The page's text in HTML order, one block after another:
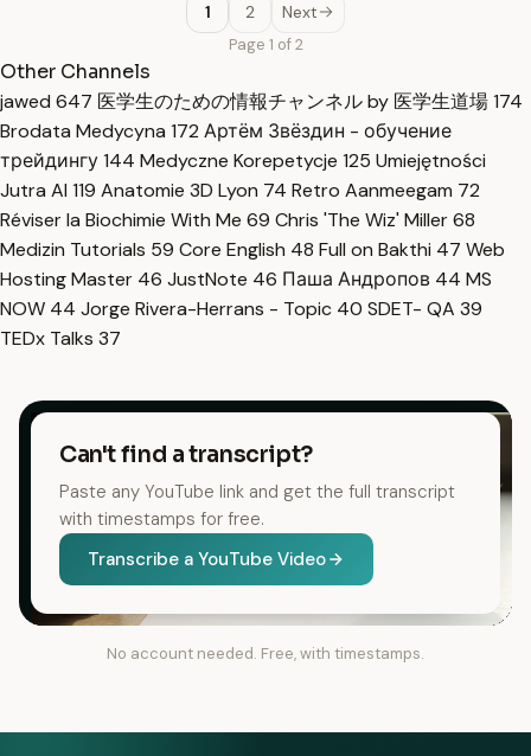
1 2 Next
Page 1 of 2
Other Channels
jawed 647 医学生のための情報チャンネル by 医学生道場174
Brodata Medycyna 172 Артём Звёздин - обучение
трейдингу144 Medyczne Korepetycje 125 Umiejętności
Jutra AI 119 Anatomie 3D Lyon 74 Retro Aanmeegam 72
Réviser la Biochimie With Me 69 Chris 'The Wiz' Miller68
Medizin Tutorials 59 Core English 48 Full on Bakthi 47 Web
Hosting Master 46 JustNote 46 Паша Андропов 44 MS
NOW 44 Jorge Rivera-Herrans - Topic 40 SDET- QA 39
TEDx Talks 37
Can't find a transcript?
Paste any YouTube link and get the full transcript
with timestamps for free.
Transcribe a YouTube Video
No account needed. Free, with timestamps.